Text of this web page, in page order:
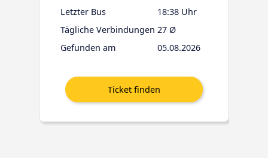
Letzter Bus
18:38 Uhr
Tägliche Verbindungen 27 Ø
Gefunden am
05.08.2026